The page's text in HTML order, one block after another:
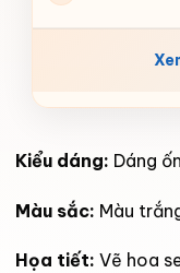
Kiểu dáng: Dáng
Màu sắc: Màu
Họa tiết: Vẽ hoa